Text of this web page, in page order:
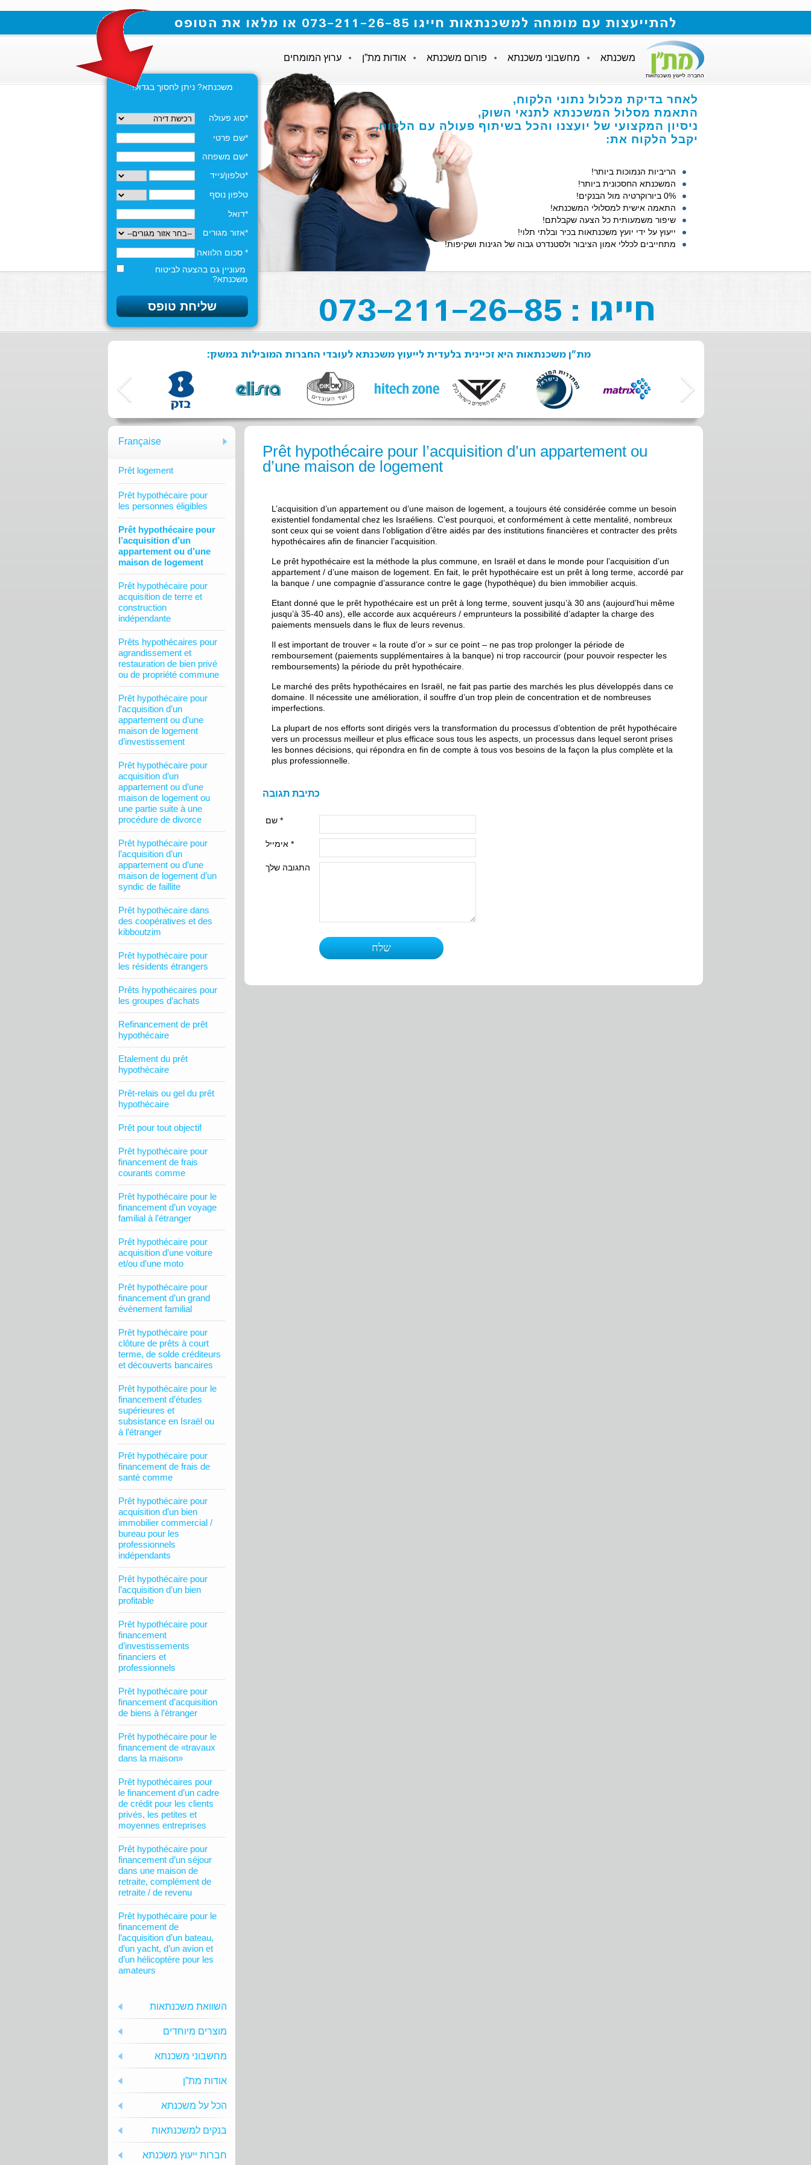
להתייעצות עם מומחה למשכנתאות חייגו 073-211-26-85 או מלאו את הטופס
החברה לייעוץ משכנתאות
משכנתא מחשבוני משכנתא פורום משכנתא אודות מת”ן ערוץ המומחים
משכנתא? ניתן לחסוך בגדול!
*סוג פעולה
*שם פרטי
*שם משפחה
*טלפון/נייד
טלפון נוסף
*דואל
*אזור מגורים
* סכום הלוואה
מעוניין גם בהצעה לביטוח
משכנתא?
לאחר בדיקת מכלול נתוני הלקוח,
התאמת מסלול המשכנתא לתנאי השוק,
ניסיון המקצועי של יועצנו והכל בשיתוף פעולה עם הלקוח,
יקבל הלקוח את:
הריביות הנמוכות ביותר!
המשכנתא החסכונית ביותר!
0% ביורוקרטיה מול הבנקים!
התאמה אישית למסלולי המשכנתא!
שיפור משמעותית כל הצעה שקבלתם!
ייעוץ על ידי יועץ משכנתאות בכיר ובלתי תלוי!
מתחייבים לכללי אמון הציבור ולסטנדרט גבוה של הגינות ושקיפות!
חייגו : 073-211-26-85
מת"ן משכנתאות היא זכיינית בלעדית לייעוץ משכנתא לעובדי החברות המובילות במשק:
Française
Prêt logement
Prêt hypothécaire pour
les personnes éligibles
Prêt hypothécaire pour
l’acquisition d’un
appartement ou d’une
maison de logement
Prêt hypothécaire pour
acquisition de terre et
construction
indépendante
Prêts hypothécaires pour
agrandissement et
restauration de bien privé
ou de propriété commune
Prêt hypothécaire pour
l’acquisition d’un
appartement ou d’une
maison de logement
d’investissement
Prêt hypothécaire pour
acquisition d’un
appartement ou d’une
maison de logement ou
une partie suite à une
procédure de divorce
Prêt hypothécaire pour
l’acquisition d’un
appartement ou d’une
maison de logement d’un
syndic de faillite
Prêt hypothécaire dans
des coopératives et des
kibboutzim
Prêt hypothécaire pour
les résidents étrangers
Prêts hypothécaires pour
les groupes d’achats
Refinancement de prêt
hypothécaire
Etalement du prêt
hypothécaire
Prêt-relais ou gel du prêt
hypothécaire
Prêt pour tout objectif
Prêt hypothécaire pour
financement de frais
courants comme
Prêt hypothécaire pour le
financement d’un voyage
familial à l’étranger
Prêt hypothécaire pour
acquisition d’une voiture
et/ou d’une moto
Prêt hypothécaire pour
financement d’un grand
évènement familial
Prêt hypothécaire pour
clôture de prêts à court
terme, de solde créditeurs
et découverts bancaires
Prêt hypothécaire pour le
financement d’études
supérieures et
subsistance en Israël ou
à l’étranger
Prêt hypothécaire pour
financement de frais de
santé comme
Prêt hypothécaire pour
acquisition d’un bien
immobilier commercial /
bureau pour les
professionnels
indépendants
Prêt hypothécaire pour
l’acquisition d’un bien
profitable
Prêt hypothécaire pour
financement
d’investissements
financiers et
professionnels
Prêt hypothécaire pour
financement d’acquisition
de biens à l’étranger
Prêt hypothécaire pour le
financement de «travaux
dans la maison»
Prêt hypothécaires pour
le financement d’un cadre
de crédit pour les clients
privés, les petites et
moyennes entreprises
Prêt hypothécaire pour
financement d’un séjour
dans une maison de
retraite, complément de
retraite / de revenu
Prêt hypothécaire pour le
financement de
l’acquisition d’un bateau,
d’un yacht, d’un avion et
d’un hélicoptère pour les
amateurs
השוואת משכנתאות
מוצרים מיוחדים
מחשבוני משכנתא
אודות מת”ן
הכל על משכנתא
בנקים למשכנתאות
חברות ייעוץ משכנתא
Prêt hypothécaire pour l’acquisition d’un appartement ou
d’une maison de logement
L’acquisition d’un appartement ou d’une maison de logement, a toujours été considérée comme un besoin
existentiel fondamental chez les Israéliens. C’est pourquoi, et conformément à cette mentalité, nombreux
sont ceux qui se voient dans l’obligation d’être aidés par des institutions financières et contracter des prêts
hypothécaires afin de financier l’acquisition.
Le prêt hypothécaire est la méthode la plus commune, en Israël et dans le monde pour l’acquisition d’un
appartement / d’une maison de logement. En fait, le prêt hypothécaire est un prêt à long terme, accordé par
la banque / une compagnie d’assurance contre le gage (hypothèque) du bien immobilier acquis.
Etant donné que le prêt hypothécaire est un prêt à long terme, souvent jusqu’à 30 ans (aujourd’hui même
jusqu’à 35-40 ans), elle accorde aux acquéreurs / emprunteurs la possibilité d’adapter la charge des
paiements mensuels dans le flux de leurs revenus.
Il est important de trouver « la route d’or » sur ce point – ne pas trop prolonger la période de
remboursement (paiements supplémentaires à la banque) ni trop raccourcir (pour pouvoir respecter les
remboursements) la période du prêt hypothécaire.
Le marché des prêts hypothécaires en Israël, ne fait pas partie des marchés les plus développés dans ce
domaine. Il nécessite une amélioration, il souffre d’un trop plein de concentration et de nombreuses
imperfections.
La plupart de nos efforts sont dirigés vers la transformation du processus d’obtention de prêt hypothécaire
vers un processus meilleur et plus efficace sous tous les aspects, un processus dans lequel seront prises
les bonnes décisions, qui répondra en fin de compte à tous vos besoins de la façon la plus complète et la
plus professionnelle.
כתיבת תגובה
שם *
אימייל *
התגובה שלך